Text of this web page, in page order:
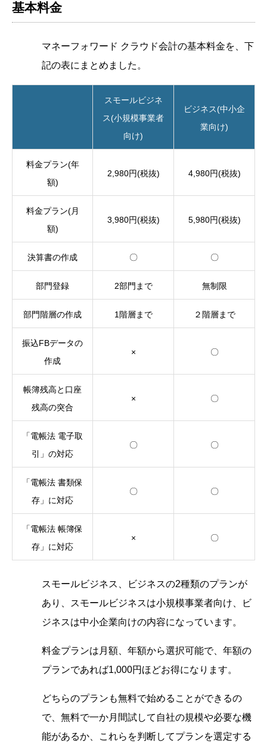
基本料金
マネーフォワード クラウド会計の基本料金を、下
記の表にまとめました。
スモールビジネ
ス(小規模事業者
向け)
ビジネス(中小企
業向け)
料金プラン(年
額)
2,980円(税抜) 4,980円(税抜)
料金プラン(月
額)
3,980円(税抜) 5,980円(税抜)
決算書の作成 〇 〇
部門登録 2部門まで 無制限
部門階層の作成 1階層まで ２階層まで
振込FBデータの
作成
× 〇
帳簿残高と口座
残高の突合
× 〇
「電帳法 電子取
引」の対応
〇 〇
「電帳法 書類保
存」に対応
〇 〇
「電帳法 帳簿保
存」に対応
× 〇
スモールビジネス、ビジネスの2種類のプランが
あり、スモールビジネスは小規模事業者向け、ビ
ジネスは中小企業向けの内容になっています。
料金プランは月額、年額から選択可能で、年額の
プランであれば1,000円ほどお得になります。
どちらのプランも無料で始めることができるの
で、無料で一か月間試して自社の規模や必要な機
能があるか、これらを判断してプランを選定する